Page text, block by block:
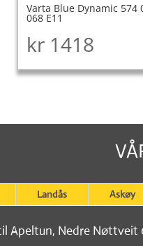
Varta Blue Dynamic 574
068 E11
kr1418
Landås Askøy
Nedre Nøttveit